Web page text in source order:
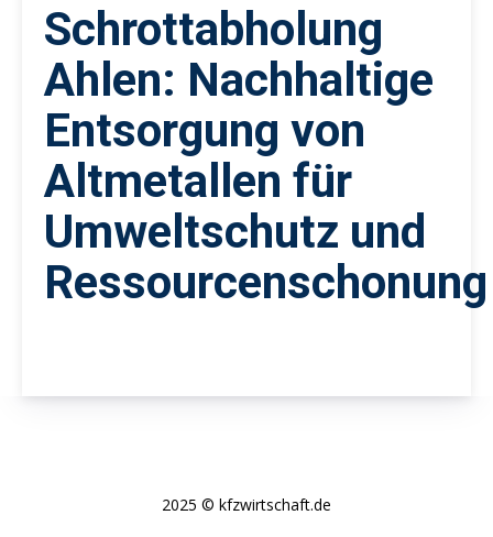
Schrottabholung
Ahlen: Nachhaltige
Entsorgung von
Altmetallen für
Umweltschutz und
Ressourcenschonung
2025 © kfzwirtschaft.de